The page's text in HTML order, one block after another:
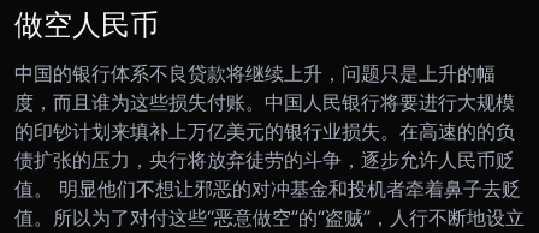
做空人民币
中国的银行体系不良贷款将继续上升，问题只是上升的幅
度，而且谁为这些损失付账。中国人民银行将要进行大规模
的印钞计划来填补上万亿美元的银行业损失。在高速的的负
债扩张的压力，央行将放弃徒劳的斗争，逐步允许人民币贬
值。 明显他们不想让邪恶的对冲基金和投机者牵着鼻子去贬
值。所以为了对付这些“恶意做空”的“盗贼”，人行不断地设立